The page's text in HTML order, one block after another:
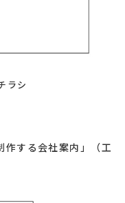
ラシ
作する会社案内」（工